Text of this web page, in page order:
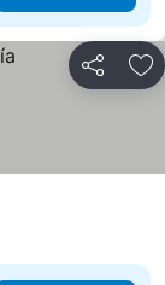
Partilhar